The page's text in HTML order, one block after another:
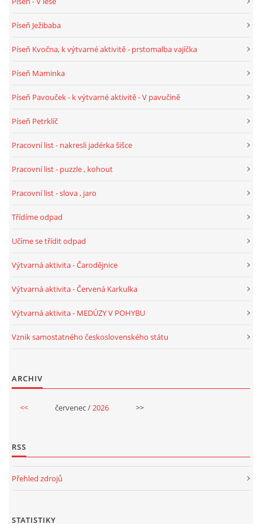
PÍSNĚ K TÉMATU PODZIM
BÁSNĚ K TÉMATU PODZIM
POHYBOVÉ AKTIVITY NA TÉMA PODZIM
BÁSNĚ K TÉMATU ZIMA
POHYBOVÉ AKTIVITY NA TÉMA ZIMA
VZDĚLÁVACÍ PLÁN OD ZÁŘÍ DO ČERVNA
TÝDENNÍ PLÁNY
MONTESSORI AKTIVITA
JÓGOVÉ CVIČENÍ, TYPY, RADY, RECENZE
KALENDÁŘ PRO DĚTI
STÁTNÍ SVÁTKY
SVATÝ VÁCLAV
20.10. DEN STROMŮ
Píseň Ježibaba
Píseň Kvočna, k výtvarné aktivitě - prstomalba vajíčka
Píseň Maminka
Píseň Pavouček - k výtvarné aktivitě - V pavučině
Píseň Petrklíč
Pracovní list - nakresli jadérka šišce
Pracovní list - puzzle , kohout
Pracovní list - slova , jaro
Třídíme odpad
Učíme se třídit odpad
Výtvarná aktivita - Čarodějnice
Výtvarná aktivita - Červená Karkulka
Výtvarná aktivita - MEDÚZY V POHYBU
Vznik samostatného československého státu
ARCHIV
<< červenec /2026 >>
RSS
Přehled zdrojů
STATISTIKY